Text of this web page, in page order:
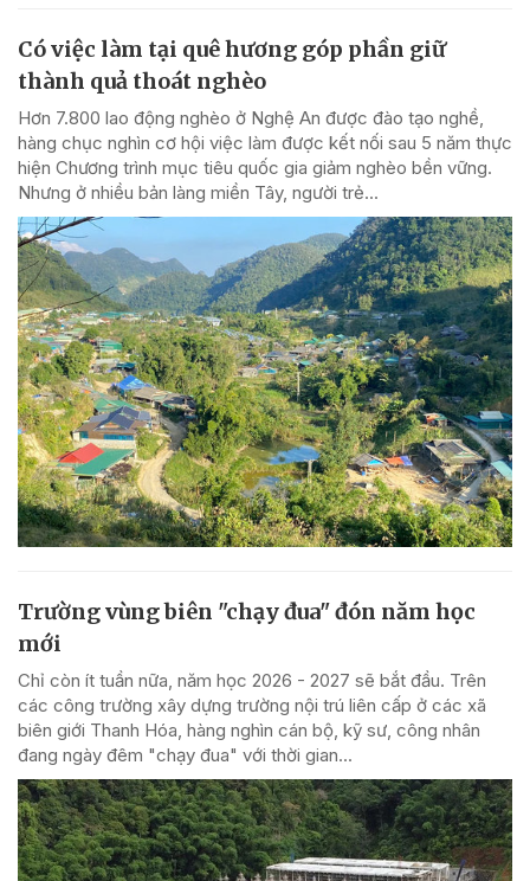
Có việc làm tại quê hương góp phần giữ
thành quả thoát nghèo
Hơn 7.800 lao động nghèo ở Nghệ An được đào tạo nghề,
hàng chục nghìn cơ hội việc làm được kết nối sau 5 năm thực
hiện Chương trình mục tiêu quốc gia giảm nghèo bền vững.
Nhưng ở nhiều bản làng miền Tây, người trẻ...
Trường vùng biên "chạy đua" đón năm học
mới
Chỉ còn ít tuần nữa, năm học 2026 - 2027 sẽ bắt đầu. Trên
các công trường xây dựng trường nội trú liên cấp ở các xã
biên giới Thanh Hóa, hàng nghìn cán bộ, kỹ sư, công nhân
đang ngày đêm "chạy đua" với thời gian...